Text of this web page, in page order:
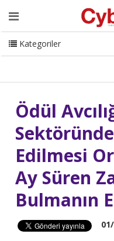
Ana Sayfa Hakkımızda
Danışmanlık
ISC Turkey
CyberMag Logo
Kategoriler
Ödül
Edilmesi
Ay Süren
Bulmanın